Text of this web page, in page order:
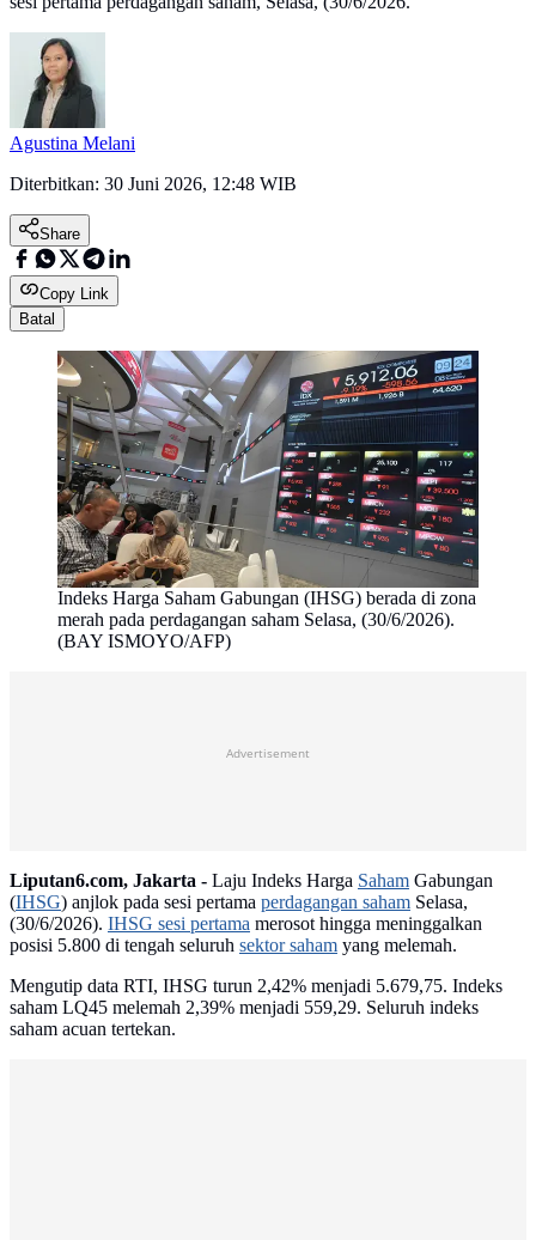
Agustina Melani
Diterbitkan: 30 Juni 2026, 12:48 WIB
Share
Copy Link
Batal
Indeks Harga Saham Gabungan (IHSG) berada di zona
merah pada perdagangan saham Selasa, (30/6/2026).
(BAY ISMOYO/AFP)
Advertisement
Liputan6.com, Jakarta - Laju Indeks Harga Saham Gabungan
(IHSG) anjlok pada sesi pertama perdagangan saham Selasa,
(30/6/2026). IHSG sesi pertama merosot hingga meninggalkan
posisi 5.800 di tengah seluruh sektor saham yang melemah.
Mengutip data RTI, IHSG turun 2,42% menjadi 5.679,75. Indeks
saham LQ45 melemah 2,39% menjadi 559,29. Seluruh indeks
saham acuan tertekan.